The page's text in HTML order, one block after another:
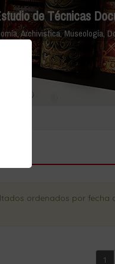
de Técnicas
Archivistica, Museología,
ordenados por fecha
1